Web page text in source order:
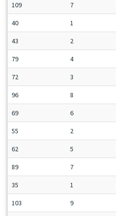
109 7
40 1
43 2
79 4
72 3
96 8
69 6
55 2
62 5
89 7
35 1
103 9